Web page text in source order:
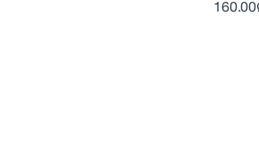
160.00